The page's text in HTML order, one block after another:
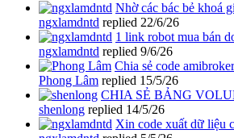
Nhờ các bác bẻ khoá
ngxlamdntd replied 22/6/26
1 link robot mua bán
ngxlamdntd replied 9/6/26
Chia sẻ code
Phong Lâm replied 15/5/26
CHIA SẺ BẢNG
shenlong replied 14/5/26
Xin code xuất dữ liệu